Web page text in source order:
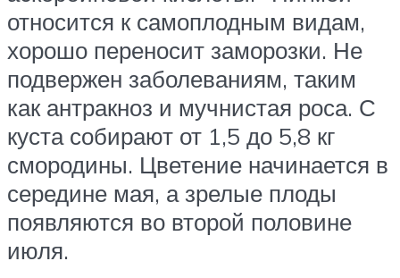
относится к самоплодным видам,
хорошо переносит заморозки. Не
подвержен заболеваниям, таким
как антракноз и мучнистая роса. С
куста собирают от 1,5 до 5,8 кг
смородины. Цветение начинается в
середине мая, а зрелые плоды
появляются во второй половине
июля.